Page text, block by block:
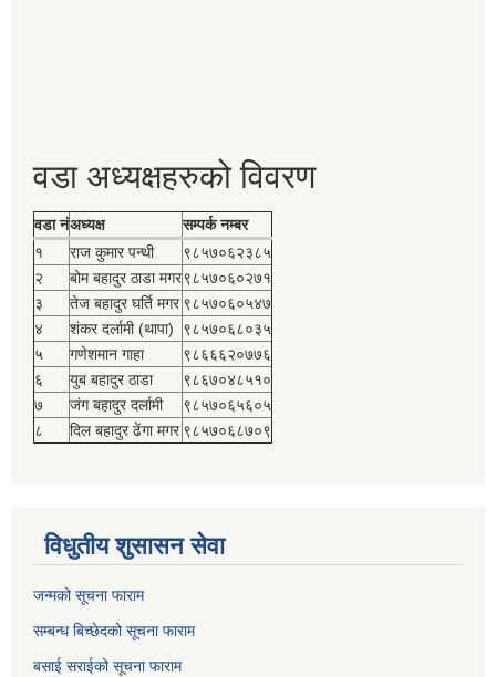
वडा अध्यक्षहरुको विवरण
वडा नंअध्यक्ष
सम्पर्क नम्बर
१
राज कुमार पन्थी
९८५७०६२३८५
२
बोम बहादुर ठाडा मगर९८५७०६०२७१
३
तेज बहादुर घर्ति मगर ९८५७०६०५४७
४
शंकर दर्लामी (थापा)
९८५७०६८०३५
५
गणेशमान गाहा
९८६६६२०७७६
६
युब बहादुर ठाडा
९८६७०४८५१०
७
जंग बहादुर दर्लामी
९८५७०६५६०५
८
दिल बहादुर ढेंगा मगर ९८५७०६८७०९
विधुतीय शुसासन सेवा
जन्मको सूचना फाराम
सम्बन्ध बिच्छेदको सूचना फाराम
बसाई सराईको सूचना फाराम